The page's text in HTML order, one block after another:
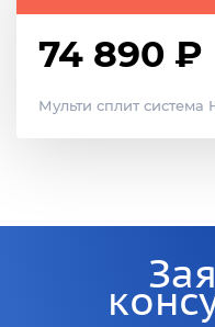
74 890 ₽
Мульти сплит система